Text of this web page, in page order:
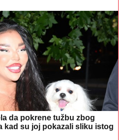
da pokrene tužbu zbog
kad su joj pokazali sliku istog